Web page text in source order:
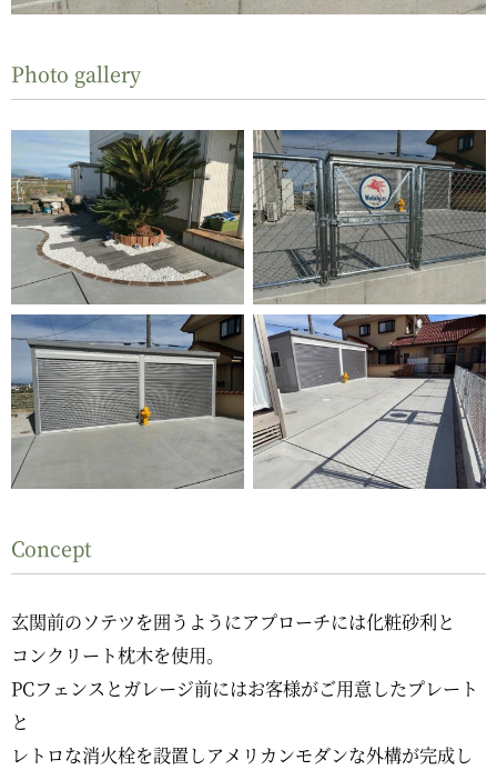
Photo gallery
Concept
玄関前のソテツを囲うようにアプローチには化粧砂利と
コンクリート枕木を使用。
PCフェンスとガレージ前にはお客様がご用意したプレート
と
レトロな消火栓を設置しアメリカンモダンな外構が完成し